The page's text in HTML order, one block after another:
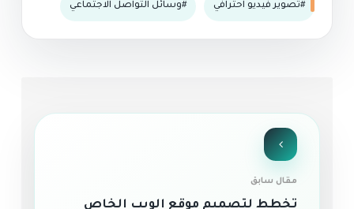
تصوير فيديو احترافي وسائل التواصل الاجتماعي
مقال سابق
تخطط لتصميم موقع الويب الخاص